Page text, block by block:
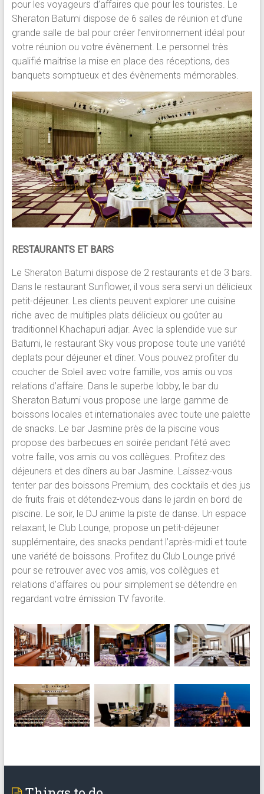
pour les voyageurs d’affaires que pour les touristes. Le
Sheraton Batumi dispose de 6 salles de réunion et d’une
grande salle de bal pour créer l’environnement idéal pour
votre réunion ou votre évènement. Le personnel très
qualifié maitrise la mise en place des réceptions, des
banquets somptueux et des évènements mémorables.
RESTAURANTS ET BARS
Le Sheraton Batumi dispose de 2 restaurants et de 3 bars.
Dans le restaurant Sunflower, il vous sera servi un délicieux
petit-déjeuner. Les clients peuvent explorer une cuisine
riche avec de multiples plats délicieux ou goûter au
traditionnel Khachapuri adjar. Avec la splendide vue sur
Batumi, le restaurant Sky vous propose toute une variété
deplats pour déjeuner et dîner. Vous pouvez profiter du
coucher de Soleil avec votre famille, vos amis ou vos
relations d’affaire. Dans le superbe lobby, le bar du
Sheraton Batumi vous propose une large gamme de
boissons locales et internationales avec toute une palette
de snacks. Le bar Jasmine près de la piscine vous
propose des barbecues en soirée pendant l’été avec
votre faille, vos amis ou vos collègues. Profitez des
déjeuners et des dîners au bar Jasmine. Laissez-vous
tenter par des boissons Premium, des cocktails et des jus
de fruits frais et détendez-vous dans le jardin en bord de
piscine. Le soir, le DJ anime la piste de danse. Un espace
relaxant, le Club Lounge, propose un petit-déjeuner
supplémentaire, des snacks pendant l’après-midi et toute
une variété de boissons. Profitez du Club Lounge privé
pour se retrouver avec vos amis, vos collègues et
relations d’affaires ou pour simplement se détendre en
regardant votre émission TV favorite.